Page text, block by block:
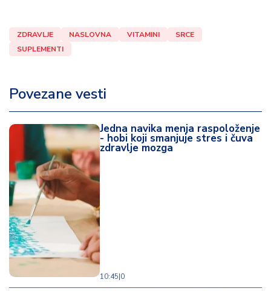
ZDRAVLJE NASLOVNA VITAMINI
SRCE
SUPLEMENTI
Povezane vesti
Jedna navika menja raspoloženje
- hobi koji smanjuje stres i čuva
zdravlje mozga
10:45|0